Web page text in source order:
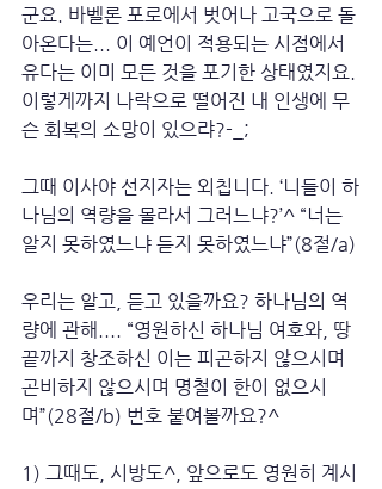
군요. 바벨론 포로에서 벗어나 고국으로 돌
아온다는... 이 예언이 적용되는 시점에서
유다는 이미 모든 것을 포기한 상태였지요.
이렇게까지 나락으로 떨어진 내 인생에 무
슨 회복의 소망이 있으랴?-_;
그때 이사야 선지자는 외칩니다. ‘니들이 하
나님의 역량을 몰라서 그러느냐?’^ “너는
알지 못하였느냐 듣지 못하였느냐”(8절/a)
우리는 알고, 듣고 있을까요? 하나님의 역
량에 관해.... “영원하신 하나님 여호와, 땅
끝까지 창조하신 이는 피곤하지 않으시며
곤비하지 않으시며 명철이 한이 없으시
며”(28절/b) 번호 붙여볼까요?^
1) 그때도, 시방도^, 앞으로도 영원히 계시